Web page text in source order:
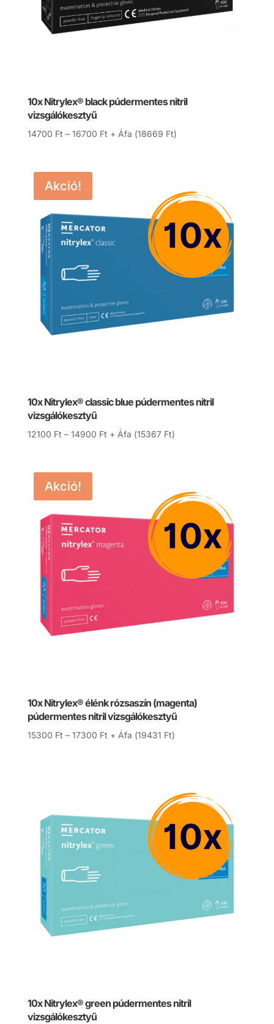
10x Nitrylex® black púdermentes nitril
vizsgálókesztyű
14700 Ft – 16700 FtÁrtartomány:
+ Áfa (18669 Ft)
Akció!
10x Nitrylex® classic blue púdermentes nitril
vizsgálókesztyű
12100 Ft – 14900 FtÁrtartomány:
+ Áfa (15367 Ft)
Akció!
10x Nitrylex® élénk rózsaszín (magenta)
púdermentes nitril vizsgálókesztyű
15300 Ft – 17300 FtÁrtartomány:
+ Áfa (19431 Ft)
10x Nitrylex® green púdermentes nitril
vizsgálókesztyű